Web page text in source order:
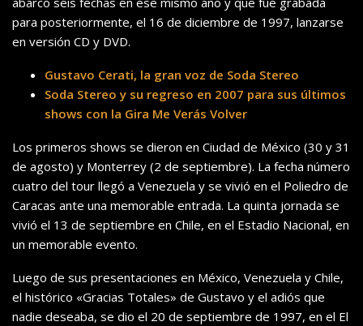
para posteriormente, el 16 de diciembre de 1997, lanzarse
en versión CD y DVD.
Gustavo Cerati, la gran voz de Soda Stereo
Soda Stereo y su regreso en 2007 para sus últimos
shows con la Gira Me Verás Volver
Los primeros shows se dieron en Ciudad de México (30 y 31
de agosto) y Monterrey (2 de septiembre). La fecha número
cuatro del tour llegó a Venezuela y se vivió en el Poliedro de
Caracas ante una memorable entrada. La quinta jornada se
vivió el 13 de septiembre en Chile, en el Estadio Nacional, en
un memorable evento.
Luego de sus presentaciones en México, Venezuela y Chile,
el histórico «Gracias Totales» de Gustavo y el adiós que
nadie deseaba, se dio el 20 de septiembre de 1997, en el El